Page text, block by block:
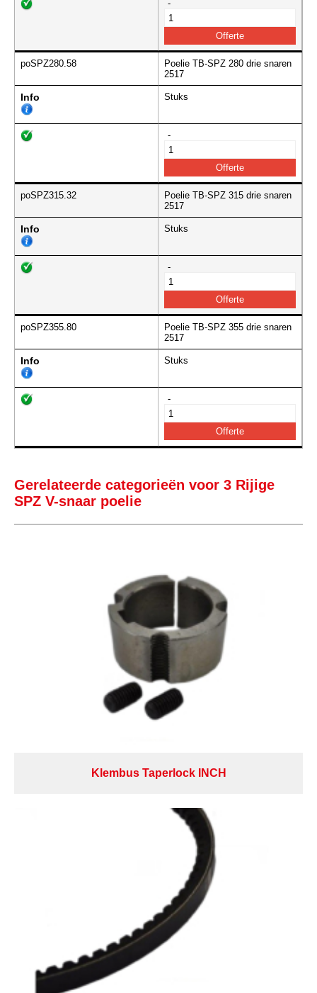
-
poSPZ280.58
Poelie TB-SPZ 280 drie snaren
2517
Info Stuks
-
poSPZ315.32
Poelie TB-SPZ 315 drie snaren
2517
Info Stuks
-
poSPZ355.80
Poelie TB-SPZ 355 drie snaren
2517
Info Stuks
-
Gerelateerde categorieën voor 3 Rijige
SPZ V-snaar poelie
Klembus Taperlock INCH